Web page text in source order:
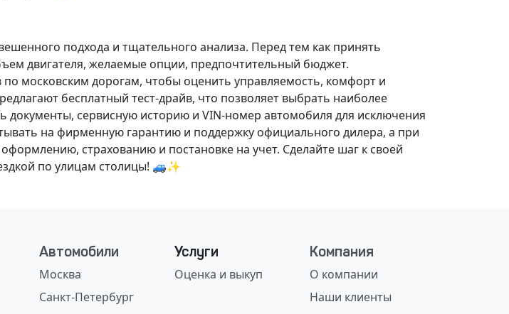
подхода и тщательного анализа. Перед тем как принять
двигателя, желаемые опции, предпочтительный бюджет.
московским дорогам, чтобы оценить управляемость, комфорт и
бесплатный тест-драйв, что позволяет выбрать наиболее
сервисную историю и VIN-номер автомобиля для исключения
на фирменную гарантию и поддержку официального дилера, а при
страхованию и постановке на учет. Сделайте шаг к своей
по улицам столицы! 🚙✨
Автомобили
Москва
Санкт-Петербург
Услуги
Оценка и выкуп
Компания
О компании
Наши клиенты